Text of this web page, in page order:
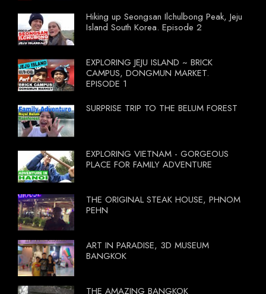
Hiking up Seongsan Ilchulbong Peak, Jeju
Island South Korea. Episode 2
EXPLORING JEJU ISLAND ~ BRICK
CAMPUS, DONGMUN MARKET.
EPISODE 1
SURPRISE TRIP TO THE BELUM FOREST
EXPLORING VIETNAM - GORGEOUS
PLACE FOR FAMILY ADVENTURE
THE ORIGINAL STEAK HOUSE, PHNOM
PEHN
ART IN PARADISE, 3D MUSEUM
BANGKOK
THE AMAZING BANGKOK